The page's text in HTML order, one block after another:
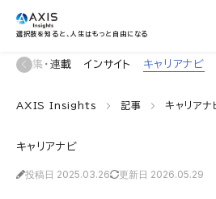
選択肢を知ると、人生はもっと自由になる
特集・連載 インサイト キャリアナビ
AXIS Insights 記事 キャリアナ
キャリアナビ
投稿日 2025.03.26 更新日 2026.05.29